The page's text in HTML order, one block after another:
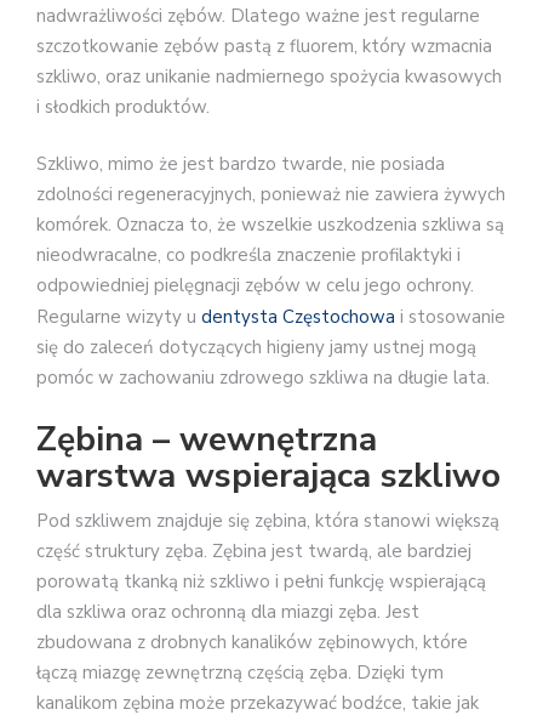
nadwrażliwości zębów. Dlatego ważne jest regularne
szczotkowanie zębów pastą z fluorem, który wzmacnia
szkliwo, oraz unikanie nadmiernego spożycia kwasowych
i słodkich produktów.
Szkliwo, mimo że jest bardzo twarde, nie posiada
zdolności regeneracyjnych, ponieważ nie zawiera żywych
komórek. Oznacza to, że wszelkie uszkodzenia szkliwa są
nieodwracalne, co podkreśla znaczenie profilaktyki i
odpowiedniej pielęgnacji zębów w celu jego ochrony.
Regularne wizyty u dentysta Częstochowa i stosowanie
się do zaleceń dotyczących higieny jamy ustnej mogą
pomóc w zachowaniu zdrowego szkliwa na długie lata.
Zębina – wewnętrzna
warstwa wspierająca szkliwo
Pod szkliwem znajduje się zębina, która stanowi większą
część struktury zęba. Zębina jest twardą, ale bardziej
porowatą tkanką niż szkliwo i pełni funkcję wspierającą
dla szkliwa oraz ochronną dla miazgi zęba. Jest
zbudowana z drobnych kanalików zębinowych, które
łączą miazgę zewnętrzną częścią zęba. Dzięki tym
kanalikom zębina może przekazywać bodźce, takie jak